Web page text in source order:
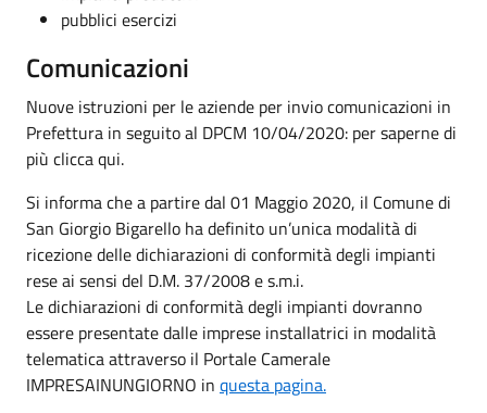
pubblici esercizi
Comunicazioni
Nuove istruzioni per le aziende per invio comunicazioni in
Prefettura in seguito al DPCM 10/04/2020: per saperne di
più clicca qui.
Si informa che a partire dal 01 Maggio 2020, il Comune di
San Giorgio Bigarello ha definito un’unica modalità di
ricezione delle dichiarazioni di conformità degli impianti
rese ai sensi del D.M. 37/2008 e s.m.i.
Le dichiarazioni di conformità degli impianti dovranno
essere presentate dalle imprese installatrici in modalità
telematica attraverso il Portale Camerale
IMPRESAINUNGIORNO in questa pagina.